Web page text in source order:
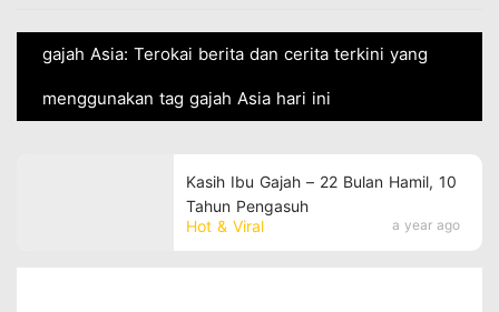
gajah Asia: Terokai berita dan cerita terkini yang
menggunakan tag gajah Asia hari ini
Hot & Viral a year ago
Kasih Ibu Gajah – 22 Bulan Hamil, 10
Tahun Pengasuh